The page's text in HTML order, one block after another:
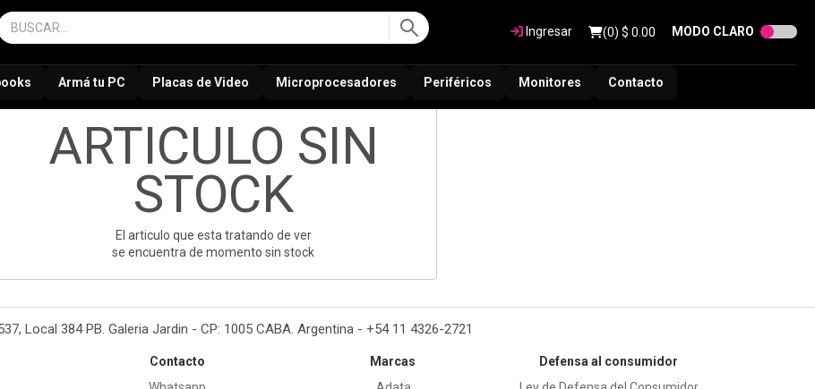
Ingresar (0) $ 0.00 MODO CLARO
Armá tu PC Placas de Video Microprocesadores Periféricos Monitores Contacto
ARTICULO SIN
STOCK
El articulo que esta tratando de ver
se encuentra de momento sin stock
Local 384 PB. Galeria Jardin - CP: 1005 CABA. Argentina - +54 11 4326-2721
Contacto
Marcas
Defensa al consumidor